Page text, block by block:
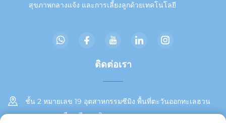
สุขภาพกลางแจ้ง และการเลี้ยงลูกด้วยเทคโนโลยี
ติดต่อเรา
ชั้น 2 หมายเลข 19 อุตสาหกรรมซีมิง พื้นที่ตะวันออกทะเลฮวน
เขตตงอาน เมืองเซียะเหมิน